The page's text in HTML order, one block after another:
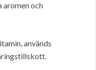
och
används